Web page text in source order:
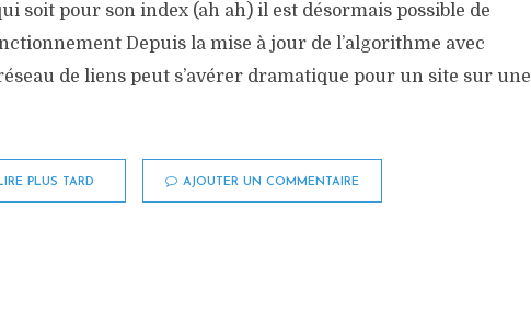
soit pour son index (ah ah) il est désormais possible de
Depuis la mise à jour de l’algorithme avec
de liens peut s’avérer dramatique pour un site sur une
LIRE PLUS TARD AJOUTER UN COMMENTAIRE